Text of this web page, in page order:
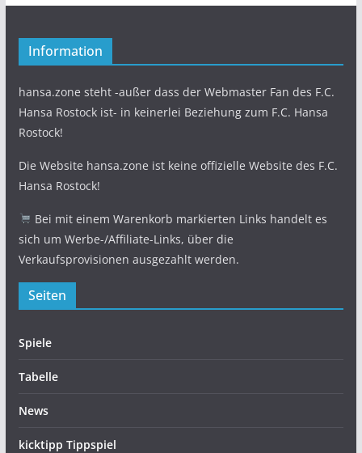
Information
hansa.zone steht -außer dass der Webmaster Fan des F.C.
Hansa Rostock ist- in keinerlei Beziehung zum F.C. Hansa
Rostock!
Die Website hansa.zone ist keine offizielle Website des F.C.
Hansa Rostock!
Bei mit einem Warenkorb markierten Links handelt es
sich um Werbe-/Affiliate-Links, über die
Verkaufsprovisionen ausgezahlt werden.
Seiten
Spiele
Tabelle
News
kicktipp Tippspiel